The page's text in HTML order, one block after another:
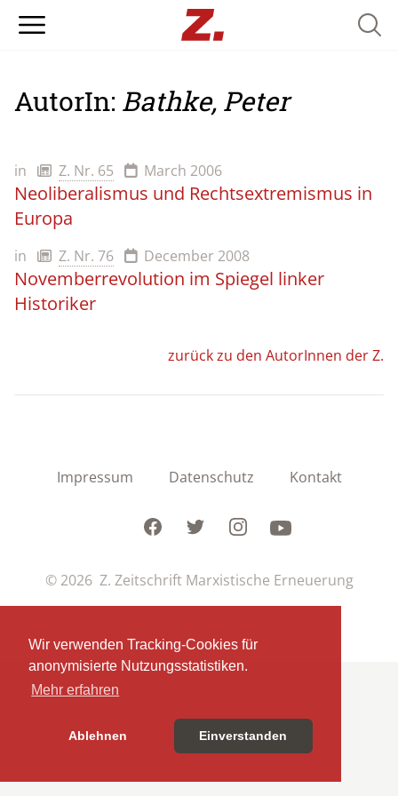
Wir verwenden Tracking-Cookies für
anonymisierte Nutzungsstatistiken.
Mehr erfahren
Ablehnen Einverstanden
AutorIn: Bathke, Peter
in Z. Nr. 65 March 2006
Neoliberalismus und Rechtsextremismus in
Europa
in Z. Nr. 76 December 2008
Novemberrevolution im Spiegel linker
Historiker
zurück zu den AutorInnen der Z.
Impressum Datenschutz Kontakt
FacebookTwitterInstagramYoutube
© 2026 Z. Zeitschrift Marxistische Erneuerung